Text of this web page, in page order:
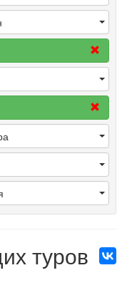
туров